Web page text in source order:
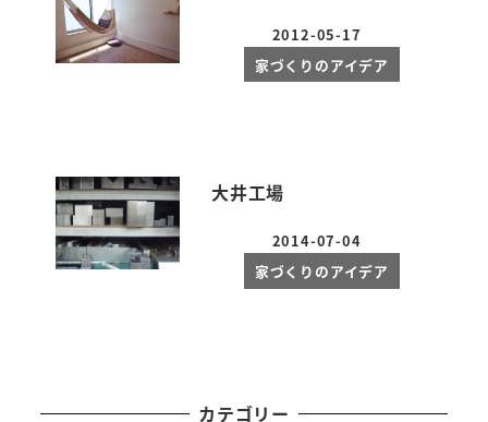
投稿日
2012-05-17
家づくりのアイデア
大井工場
投稿日
2014-07-04
家づくりのアイデア
カテゴリー